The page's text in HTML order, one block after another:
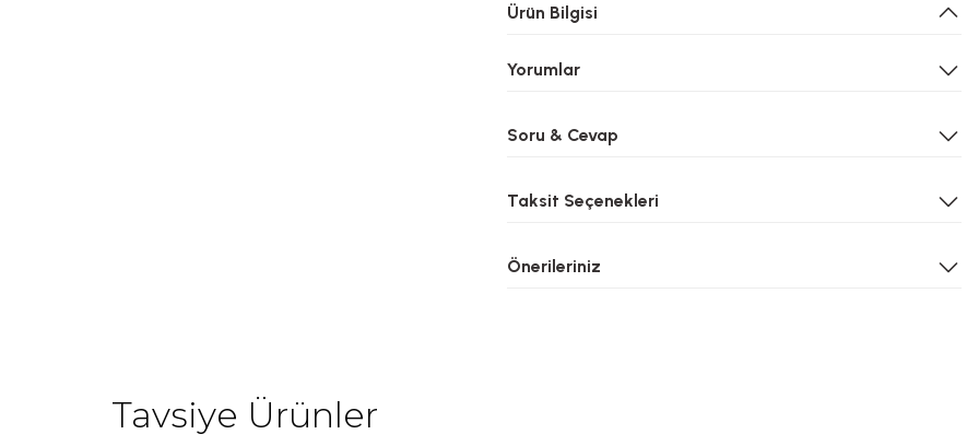
Ürün Bilgisi
Yorumlar
Soru & Cevap
Taksit Seçenekleri
Önerileriniz
Tavsiye Ürünler